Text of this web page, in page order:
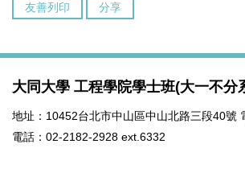
友善列印 分享
大同大學 工程學院學士班(大一不分
地址：10452台北市中山區中山北路三段40號
電話：02-2182-2928 ext.6332